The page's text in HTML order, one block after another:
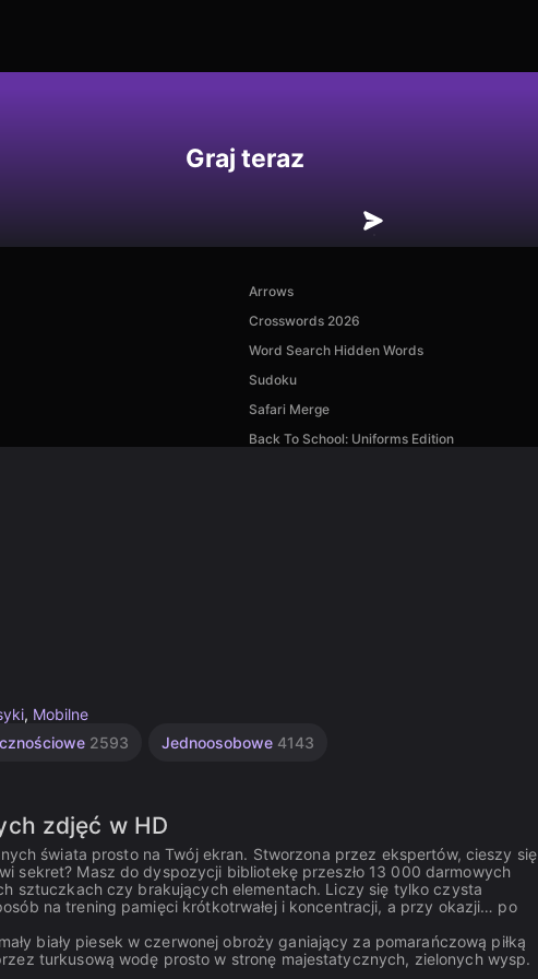
Graj teraz
Arrows
Crosswords 2026
Word Search Hidden Words
Sudoku
Safari Merge
Back To School: Uniforms Edition
, Mobilne
2593 Jednoosobowe 4143
zdjęć w HD
świata prosto na Twój ekran. Stworzona przez ekspertów, cieszy się
sekret? Masz do dyspozycji bibliotekę przeszło 13 000 darmowych
sztuczkach czy brakujących elementach. Liczy się tylko czysta
na trening pamięci krótkotrwałej i koncentracji, a przy okazji… po
biały piesek w czerwonej obroży ganiający za pomarańczową piłką
turkusową wodę prosto w stronę majestatycznych, zielonych wysp.